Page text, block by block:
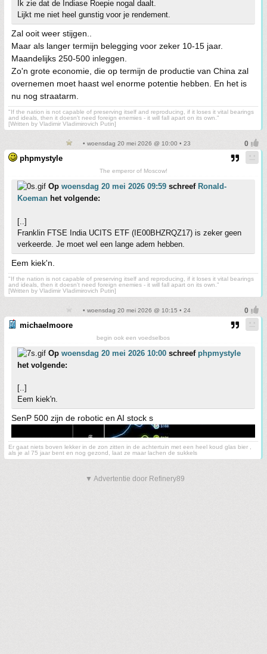
Ik zie dat de Indiase Roepie nogal daalt.
Lijkt me niet heel gunstig voor je rendement.
Zal ooit weer stijgen..
Maar als langer termijn belegging voor zeker 10-15 jaar.
Maandelijks 250-500 inleggen.
Zo'n grote economie, die op termijn de productie van China zal
overnemen moet haast wel enorme potentie hebben. En het is
nu nog straatarm.
"If the nation is not capable of preserving itself and reproducing, if it loses it vital bearings
and ideals, then it doesn't need foreign enemies - it will fall apart on its own."
[Written by Vladimir Vladimirovich Putin]
• woensdag 20 mei 2026 @ 10:00 • 23
phpmystyle
The emperor of Moscow!
Op woensdag 20 mei 2026 09:59 schreef Ronald-
Koeman het volgende:
[..]
Franklin FTSE India UCITS ETF (IE00BHZRQZ17) is zeker geen
verkeerde. Je moet wel een lange adem hebben.
Eem kiek'n.
"If the nation is not capable of preserving itself and reproducing, if it loses it vital bearings
and ideals, then it doesn't need foreign enemies - it will fall apart on its own."
[Written by Vladimir Vladimirovich Putin]
• woensdag 20 mei 2026 @ 10:15 • 24
michaelmoore
begin ook een voedselbos
Op woensdag 20 mei 2026 10:00 schreef phpmystyle
het volgende:
[..]
Eem kiek'n.
SenP 500 zijn de robotic en AI stock s
Er gaat niets boven lekker in de zon zitten in de achtertuin met een heel koud glas bier ,
als je al 75 jaar bent en nog gezond, laat ze maar lachen de sukkels
▼ Advertentie door Refinery89